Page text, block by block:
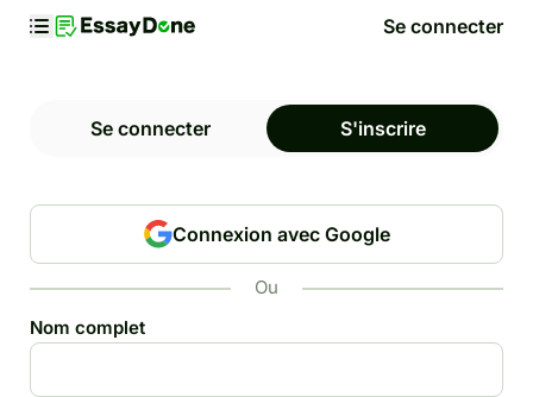
Se connecter
Se connecter S'inscrire
Connexion avec Google
Ou
Nom complet